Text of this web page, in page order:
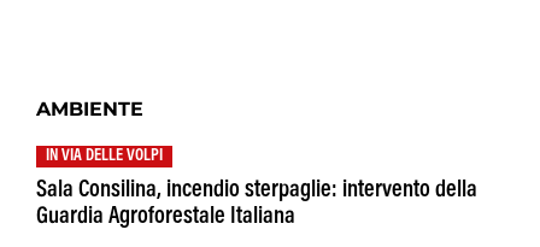
AMBIENTE
IN VIA DELLE VOLPI
Sala Consilina, incendio sterpaglie: intervento della
Guardia Agroforestale Italiana